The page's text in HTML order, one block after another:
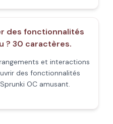
des fonctionnalités
? 30 caractères.
et interactions
des fonctionnalités
OC amusant.